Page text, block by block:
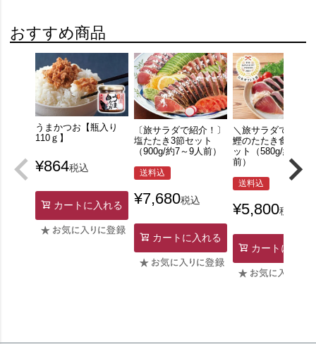
おすすめ商品
うまかつお【瓶入り
110ｇ】
¥864税込
カートに入れる
〔旅サラダで紹介！〕
塩たたき3節セット
（900g/約7～9人前）
送料込
¥7,680税込
カートに入れる
＼旅サラダで紹介
鰹のたたき食べ比
ット（580g/約4～6
前）
送料込
¥5,800税込
カートに入れ